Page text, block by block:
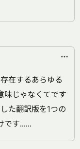
在するあらゆる
味じゃなくてです
た翻訳版を1つの
です……